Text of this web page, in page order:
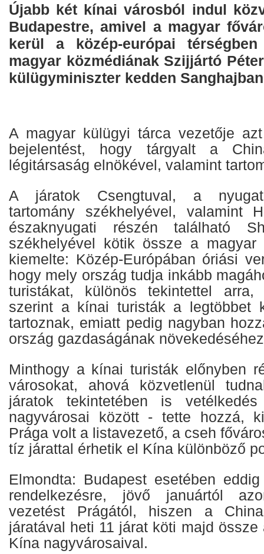
Újabb két kínai városból indul
Budapestre, amivel a magyar
kerül a közép-európai
magyar közmédiának Szijjártó
külügyminiszter kedden
A magyar külügyi tárca vezetője
bejelentést, hogy tárgyalt a
légitársaság elnökével, valamint
A járatok Csengtuval, a
tartomány székhelyével, valamint
északnyugati részén található
székhelyével kötik össze a magyar
kiemelte: Közép-Európában óriási
hogy mely ország tudja inkább
turistákat, különös tekintettel arra,
szerint a kínai turisták a legtöbbet
tartoznak, emiatt pedig nagyban
ország gazdaságának
Minthogy a kínai turisták előnyben
városokat, ahová közvetlenül
járatok tekintetében is
nagyvárosai között - tette hozzá,
Prága volt a listavezető, a cseh
tíz járattal érhetik el Kína különböző
Elmondta: Budapest esetében
rendelkezésre, jövő januártól
vezetést Prágától, hiszen a
járatával heti 11 járat köti majd össze
Kína nagyvárosaival.